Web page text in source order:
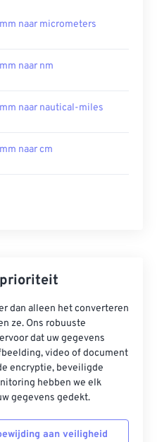
mm naar micrometers
mm naar nm
mm naar nautical-miles
mm naar cm
prioriteit
dan alleen het converteren
ze. Ons robuuste
dat uw gegevens
video of document
encryptie, beveiligde
hebben we elk
gegevens gedekt.
aan veiligheid